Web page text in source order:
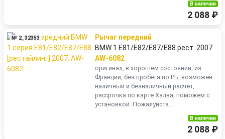
В наличии
2 088 ₽
№ 2_32353
Рычаг передний
BMW 1 E81/E82/E87/E88 рест. 2007
AW-6082
оригинал, в хорошем состоянии, из
Франции, без пробега по РБ, возможен
наличный и безналичный расчёт,
рассрочка по карте Халва, поможем с
установкой. Пожалуйста...
В наличии
2 088 ₽